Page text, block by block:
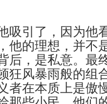
吸引了，因为他
他的理想，并不
后，是私意。最
狂风暴雨般的组
者在本质上是傲